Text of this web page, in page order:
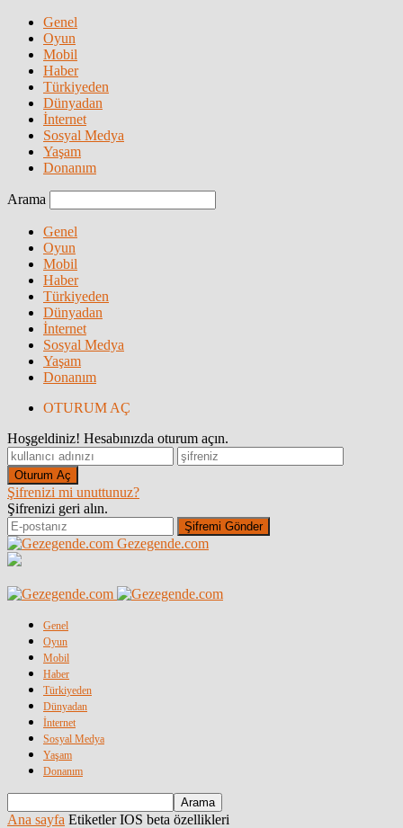
Genel
Oyun
Mobil
Haber
Türkiyeden
Dünyadan
İnternet
Sosyal Medya
Yaşam
Donanım
Arama
Genel
Oyun
Mobil
Haber
Türkiyeden
Dünyadan
İnternet
Sosyal Medya
Yaşam
Donanım
OTURUM AÇ
Hoşgeldiniz! Hesabınızda oturum açın.
Şifrenizi mi unuttunuz?
Şifrenizi geri alın.
Gezegende.com
Genel
Oyun
Mobil
Haber
Türkiyeden
Dünyadan
İnternet
Sosyal Medya
Yaşam
Donanım
Ana sayfa Etiketler IOS beta özellikleri